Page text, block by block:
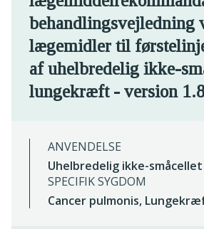
behandlingsvejledning
lægemidler til
af uhelbredelig ikke-
lungekræft - version
ANVENDELSE
Uhelbredelig ikke-
SPECIFIK SYGDOM
Cancer pulmonis,